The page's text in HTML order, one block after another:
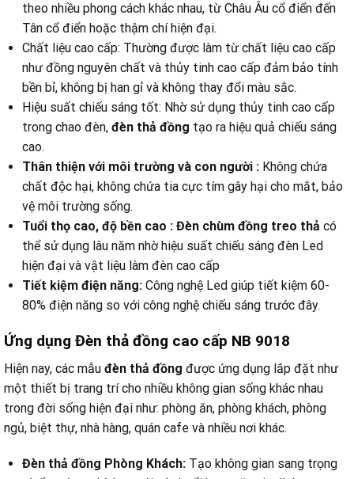
theo nhiều phong cách khác nhau, từ Châu Âu cổ điển đến
Tân cổ điển hoặc thậm chí hiện đại.
Chất liệu cao cấp: Thường được làm từ chất liệu cao cấp
như đồng nguyên chất và thủy tinh cao cấp đảm bảo tính
bền bỉ, không bị han gỉ và không thay đổi màu sắc.
Hiệu suất chiếu sáng tốt: Nhờ sử dụng thủy tinh cao cấp
trong chao đèn, đèn thả đồng tạo ra hiệu quả chiếu sáng
cao.
Thân thiện với môi trường và con người : Không chứa
chất độc hại, không chứa tia cực tím gây hại cho mắt, bảo
vệ môi trường sống.
Tuổi thọ cao, độ bền cao : Đèn chùm đồng treo thả có
thể sử dụng lâu năm nhờ hiệu suất chiếu sáng đèn Led
hiện đại và vật liệu làm đèn cao cấp
Tiết kiệm điện năng: Công nghệ Led giúp tiết kiệm 60-
80% điện năng so với công nghệ chiếu sáng trước đây.
Ứng dụng Đèn thả đồng cao cấp NB 9018
Hiện nay, các mẫu đèn thả đồng được ứng dụng lắp đặt như
một thiết bị trang trí cho nhiều không gian sống khác nhau
trong đời sống hiện đại như: phòng ăn, phòng khách, phòng
ngủ, biệt thự, nhà hàng, quán cafe và nhiều nơi khác.
Đèn thả đồng Phòng Khách: Tạo không gian sang trọng